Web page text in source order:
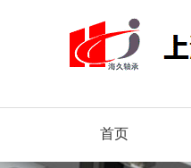
首页